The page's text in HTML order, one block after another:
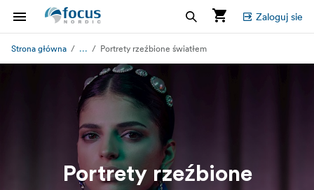
Zaloguj sie
Strona główna ... Portrety rzeźbione światłem
Portrety rzeźbione